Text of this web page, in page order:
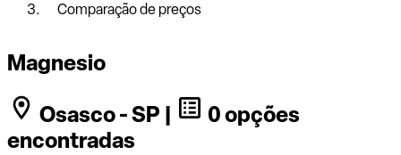
Comparação de preços
Magnesio
Osasco - SP |
0 opções
encontradas